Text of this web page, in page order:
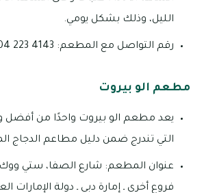
الليل، وذلك بشكل يومي.
رقم التواصل مع المطعم: 4143 223 04.
مطعم الو بيروت
يعد مطعم الو بيروت واحدًا من أفضل
التي تندرج ضمن دليل مطاعم الدجاج
عنوان المطعم: شارع الصفا، ستي
فروع أخرى ـ إمارة دبي ـ دولة الإمارات